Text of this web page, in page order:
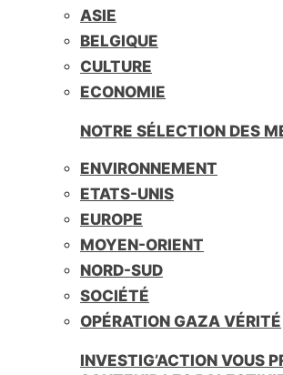
ASIE
BELGIQUE
CULTURE
ECONOMIE
NOTRE SÉLECTION DES
ENVIRONNEMENT
ETATS-UNIS
EUROPE
MOYEN-ORIENT
NORD-SUD
SOCIÉTÉ
OPÉRATION GAZA VÉRITÉ
INVESTIG’ACTION VOUS